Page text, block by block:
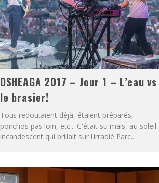
OSHEAGA 2017 – Jour 1 – L’eau vs
le brasier!
Tous redoutaient déjà, étaient préparés,
ponchos pas loin, etc... C'était su mais, au soleil
incandescent qui brillait sur l'irradié Parc...